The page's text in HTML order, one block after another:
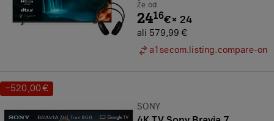
Že od
2416€× 24
ali 579,99 €
a1secom.listing.compare-on
Prihranek:
−520,00 €
Znamka:
SONY